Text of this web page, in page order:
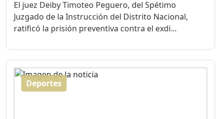
El juez Deiby Timoteo Peguero, del Spétimo
Juzgado de la Instrucción del Distrito Nacional,
ratificó la prisión preventiva contra el exdi...
Deportes